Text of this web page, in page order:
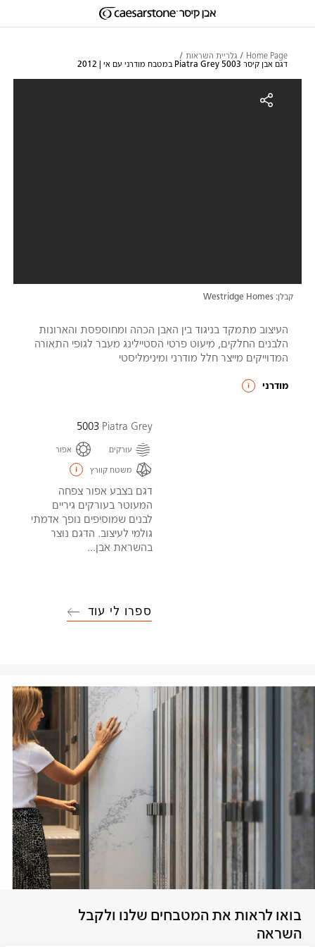
Home Page
גלריית השראות
דגם אבן קיסר 5003 Piatra Grey במטבח מודרני עם אי | 2012
דגם אבן קיסר 5003 Piatra Grey במטבח מודרני עם אי | 2012
קבלן: Westridge Homes
העיצוב מתמקד בניגוד בין האבן הכהה ומחוספסת והארונות
הלבנים החלקים, מיעוט פרטי הסטיילינג מעבר לגופי התאורה
המדוייקים מייצר חלל מודרני ומינימליסטי
מודרני
5003 Piatra Grey
עורקים
אפור
משטח קוורץ
דגם בצבע אפור צפחה
המעוטר בעורקים גיריים
לבנים שמוסיפים נופך אדמתי
גולמי לעיצוב. הדגם נוצר
בהשראת אבן...
ספרו לי עוד
בואו לראות את המטבחים שלנו ולקבל
השראה